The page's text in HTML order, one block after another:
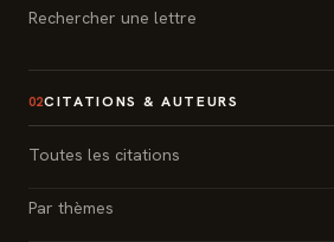
Rechercher une lettre
02CITATIONS & AUTEURS
Toutes les citations
Par thèmes